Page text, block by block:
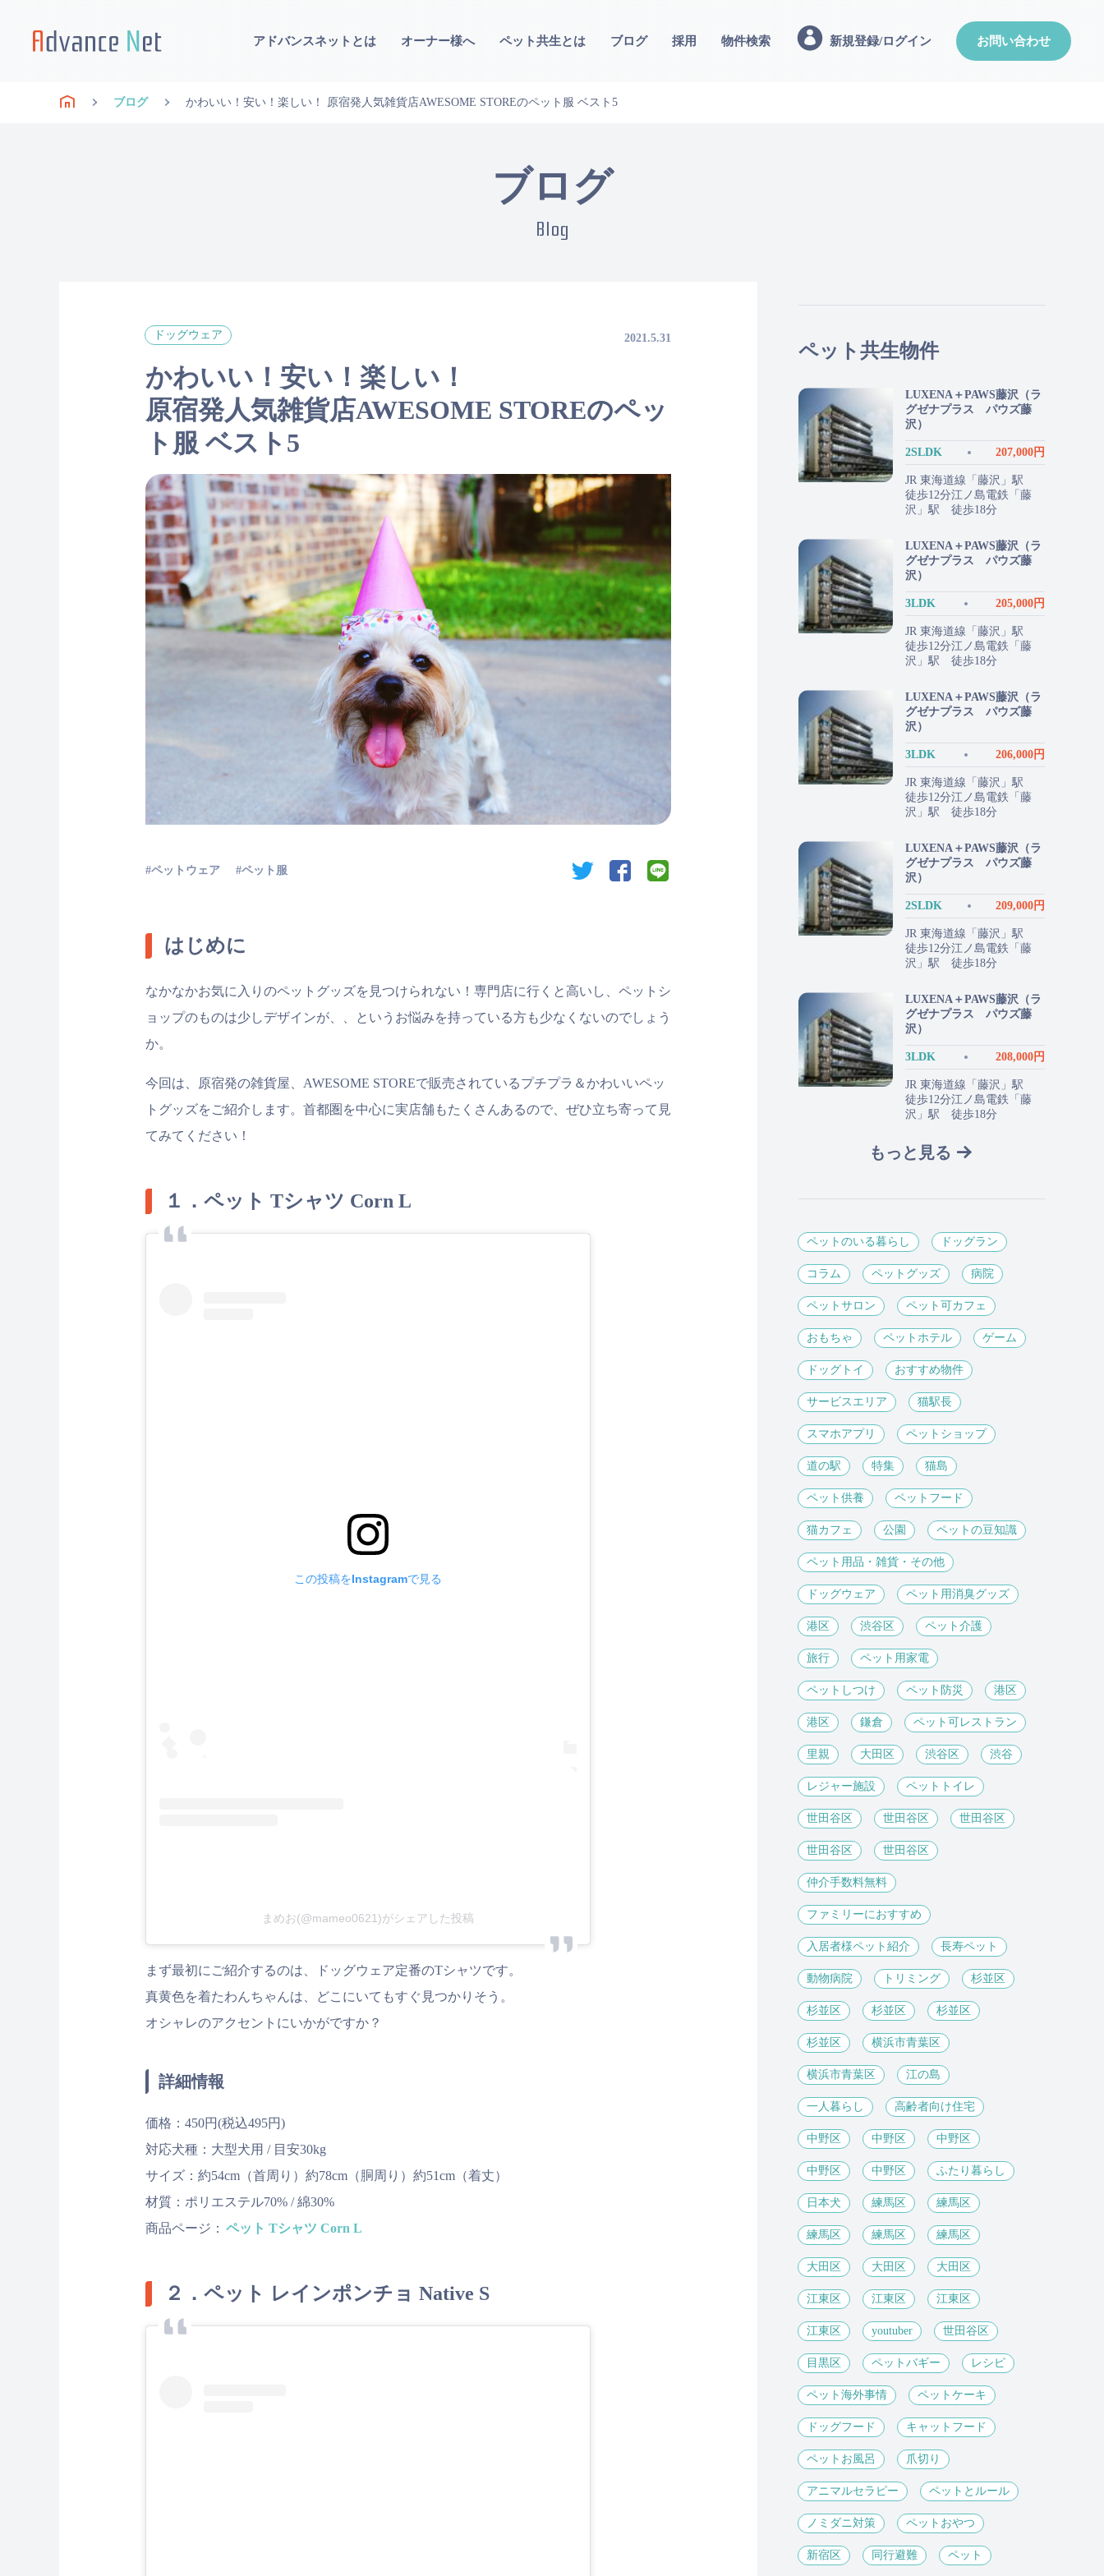
アドバンスネットとは オーナー様へ ペット共生とは ブログ 採用 物件検索 新規登録/ログイン お問い合わせ
ブログ かわいい！安い！楽しい！ 原宿発人気雑貨店AWESOME STOREのペット服 ベスト5
ブログ
Blog
ドッグウェア 2021.5.31
かわいい！安い！楽しい！
原宿発人気雑貨店AWESOME STOREのペッ
ト服 ベスト5
ペットウェア ペット服 twitter facebook
はじめに
なかなかお気に入りのペットグッズを見つけられない！専門店に行くと高いし、ペットシ
ョップのものは少しデザインが、、というお悩みを持っている方も少なくないのでしょう
か。
今回は、原宿発の雑貨屋、AWESOME STOREで販売されているプチプラ＆かわいいペッ
トグッズをご紹介します。首都圏を中心に実店舗もたくさんあるので、ぜひ立ち寄って見
てみてください！
１．ペット Tシャツ Corn L
この投稿をInstagramで見る
まめお(@mameo0621)がシェアした投稿
まず最初にご紹介するのは、ドッグウェア定番のTシャツです。
真黄色を着たわんちゃんは、どこにいてもすぐ見つかりそう。
オシャレのアクセントにいかがですか？
詳細情報
価格：450円(税込495円)
対応犬種：大型犬用 / 目安30kg
サイズ：約54cm（首周り）約78cm（胴周り）約51cm（着丈）
材質：ポリエステル70% / 綿30%
商品ページ： ペット Tシャツ Corn L
２．ペット レインポンチョ Native S
ペット共生物件
LUXENA＋PAWS藤沢（ラ
グゼナプラス パウズ藤
沢）
2SLDK 207,000円
JR 東海道線「藤沢」駅
徒歩12分江ノ島電鉄「藤
沢」駅 徒歩18分
LUXENA＋PAWS藤沢（ラ
グゼナプラス パウズ藤
沢）
3LDK 205,000円
JR 東海道線「藤沢」駅
徒歩12分江ノ島電鉄「藤
沢」駅 徒歩18分
LUXENA＋PAWS藤沢（ラ
グゼナプラス パウズ藤
沢）
3LDK 206,000円
JR 東海道線「藤沢」駅
徒歩12分江ノ島電鉄「藤
沢」駅 徒歩18分
LUXENA＋PAWS藤沢（ラ
グゼナプラス パウズ藤
沢）
2SLDK 209,000円
JR 東海道線「藤沢」駅
徒歩12分江ノ島電鉄「藤
沢」駅 徒歩18分
LUXENA＋PAWS藤沢（ラ
グゼナプラス パウズ藤
沢）
3LDK 208,000円
JR 東海道線「藤沢」駅
徒歩12分江ノ島電鉄「藤
沢」駅 徒歩18分
もっと見る
ペットのいる暮らし ドッグラン
コラム ペットグッズ 病院
ペットサロン ペット可カフェ
おもちゃ ペットホテル ゲーム
ドッグトイ おすすめ物件
サービスエリア 猫駅長
スマホアプリ ペットショップ
道の駅 特集 猫島
ペット供養 ペットフード
猫カフェ 公園 ペットの豆知識
ペット用品・雑貨・その他
ドッグウェア ペット用消臭グッズ
港区 渋谷区 ペット介護
旅行 ペット用家電
ペットしつけ ペット防災 港区
港区 鎌倉 ペット可レストラン
里親 大田区 渋谷区 渋谷
レジャー施設 ペットトイレ
世田谷区 世田谷区 世田谷区
世田谷区 世田谷区
仲介手数料無料
ファミリーにおすすめ
入居者様ペット紹介 長寿ペット
動物病院 トリミング 杉並区
杉並区 杉並区 杉並区
杉並区 横浜市青葉区
横浜市青葉区 江の島
一人暮らし 高齢者向け住宅
中野区 中野区 中野区
中野区 中野区 ふたり暮らし
日本犬 練馬区 練馬区
練馬区 練馬区 練馬区
大田区 大田区 大田区
江東区 江東区 江東区
江東区 youtuber 世田谷区
目黒区 ペットバギー レシピ
ペット海外事情 ペットケーキ
ドッグフード キャットフード
ペットお風呂 爪切り
アニマルセラピー ペットとルール
ノミダニ対策 ペットおやつ
新宿区 同行避難 ペット